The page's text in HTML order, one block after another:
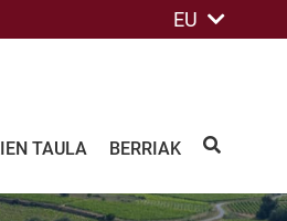
EU
TAULA BERRIAK BILATU